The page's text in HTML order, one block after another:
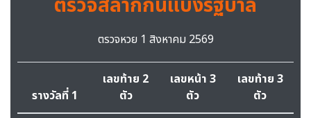
ตรวจหวย 1 สิงหาคม 2569
รางวัลที่ 1
เลขท้าย 2
ตัว
เลขหน้า 3
ตัว
เลขท้าย 3
ตัว